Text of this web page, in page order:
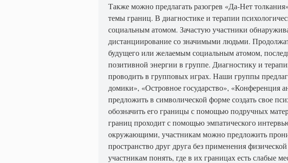
Также можно предлагать разогрев «Да-Нет
темы границ. В диагностике и терапии
социальным атомом. Зачастую участники
дистанциирование со значимыми людьми.
будущего или желаемым социальным атомом,
позитивной энергии в группе. Диагностику и
проводить в групповых играх. Наши группы
домики», «Островное государство», «Конференция
предложить в символической форме создать свое
обозначить его границы с помощью подручных
границ проходит с помощью эмпатического
окружающими, участникам можно предложить
пространство друг друга без применения
участникам понять, где в их границах есть слабые